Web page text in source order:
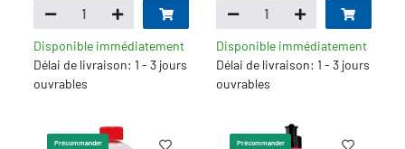
Disponible immédiatement
Délai de livraison: 1 - 3 jours
ouvrables
Disponible immédiatement
Délai de livraison: 1 - 3 jours
ouvrables
Précommander Précommander